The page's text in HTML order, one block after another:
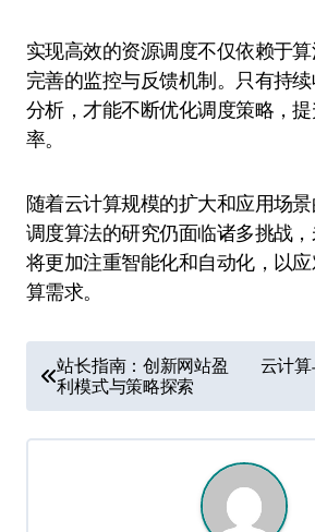
实现高效的资源调度不仅依赖于
完善的监控与反馈机制。只有持
分析，才能不断优化调度策略，
率。
随着云计算规模的扩大和应用场
调度算法的研究仍面临诸多挑战
将更加注重智能化和自动化，以
算需求。
章
导
站长指南：创新网站盈
利模式与策略探索
云计